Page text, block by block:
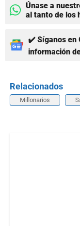
Únase a
al tanto de los
✔️ Síganos en
información
Relacionados
Millonarios